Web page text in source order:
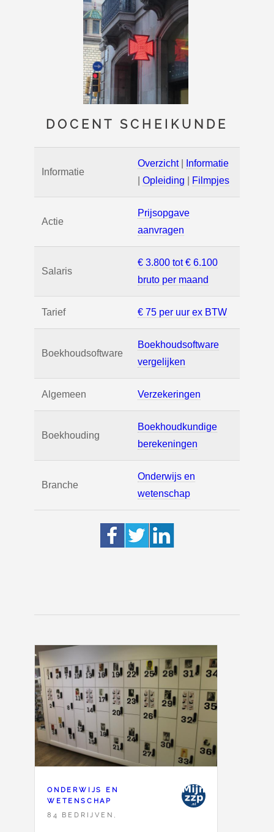
DOCENT SCHEIKUNDE
Informatie
Overzicht|
Informatie
Opleiding Filmpjes
Actie
Prijsopgave
aanvragen
Salaris
€ 3.800 tot € 6.100
bruto per maand
Tarief € 75 per uur ex BTW
Boekhoudsoftware
Boekhoudsoftware
vergelijken
Algemeen Verzekeringen
Boekhouding
Boekhoudkundige
berekeningen
Branche
Onderwijs en
wetenschap
ONDERWIJS EN
WETENSCHAP
84 BEDRIJVEN,